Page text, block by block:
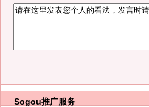
Sogou推广服务